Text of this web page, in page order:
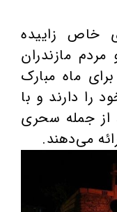
خاص زاییده
مازندران
ماه مبارک
دارند و با
جمله سحری
می‌دهند.